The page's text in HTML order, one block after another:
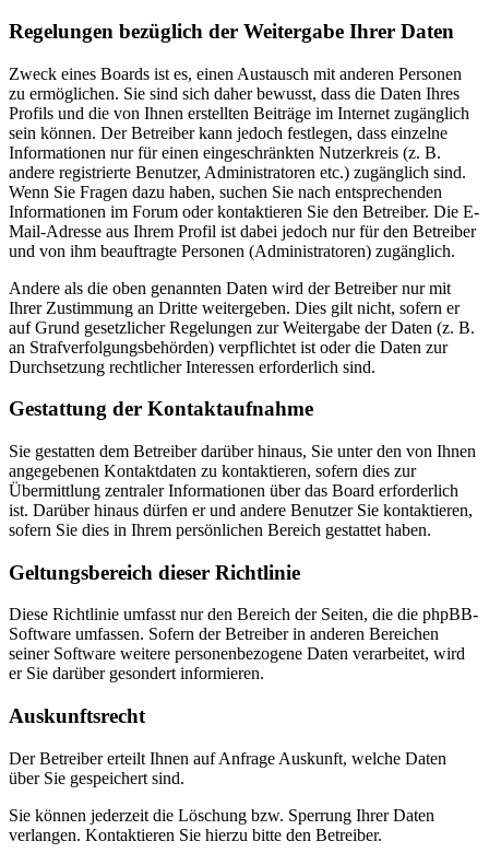
Regelungen bezüglich der Weitergabe Ihrer Daten
Zweck eines Boards ist es, einen Austausch mit anderen Personen
zu ermöglichen. Sie sind sich daher bewusst, dass die Daten Ihres
Profils und die von Ihnen erstellten Beiträge im Internet zugänglich
sein können. Der Betreiber kann jedoch festlegen, dass einzelne
Informationen nur für einen eingeschränkten Nutzerkreis (z. B.
andere registrierte Benutzer, Administratoren etc.) zugänglich sind.
Wenn Sie Fragen dazu haben, suchen Sie nach entsprechenden
Informationen im Forum oder kontaktieren Sie den Betreiber. Die E-
Mail-Adresse aus Ihrem Profil ist dabei jedoch nur für den Betreiber
und von ihm beauftragte Personen (Administratoren) zugänglich.
Andere als die oben genannten Daten wird der Betreiber nur mit
Ihrer Zustimmung an Dritte weitergeben. Dies gilt nicht, sofern er
auf Grund gesetzlicher Regelungen zur Weitergabe der Daten (z. B.
an Strafverfolgungsbehörden) verpflichtet ist oder die Daten zur
Durchsetzung rechtlicher Interessen erforderlich sind.
Gestattung der Kontaktaufnahme
Sie gestatten dem Betreiber darüber hinaus, Sie unter den von Ihnen
angegebenen Kontaktdaten zu kontaktieren, sofern dies zur
Übermittlung zentraler Informationen über das Board erforderlich
ist. Darüber hinaus dürfen er und andere Benutzer Sie kontaktieren,
sofern Sie dies in Ihrem persönlichen Bereich gestattet haben.
Geltungsbereich dieser Richtlinie
Diese Richtlinie umfasst nur den Bereich der Seiten, die die phpBB-
Software umfassen. Sofern der Betreiber in anderen Bereichen
seiner Software weitere personenbezogene Daten verarbeitet, wird
er Sie darüber gesondert informieren.
Auskunftsrecht
Der Betreiber erteilt Ihnen auf Anfrage Auskunft, welche Daten
über Sie gespeichert sind.
Sie können jederzeit die Löschung bzw. Sperrung Ihrer Daten
verlangen. Kontaktieren Sie hierzu bitte den Betreiber.